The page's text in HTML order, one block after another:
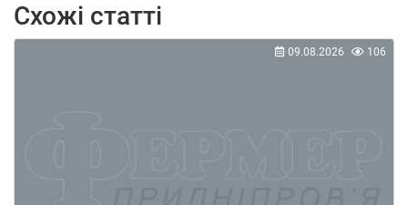
Схожі статті
09.08.2026 106